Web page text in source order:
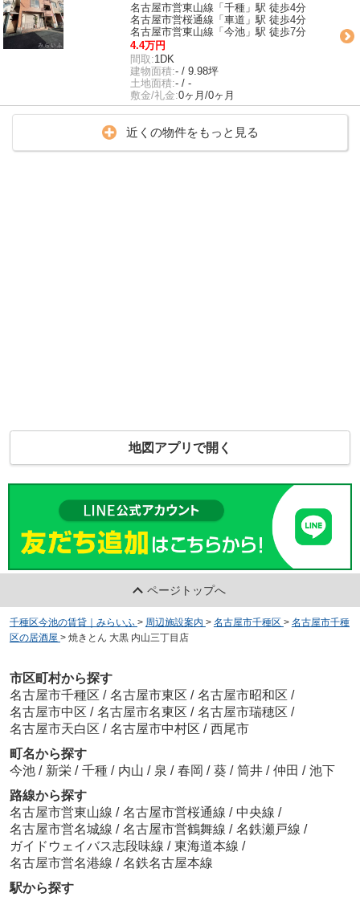
名古屋市営東山線「千種」駅 徒歩4分
名古屋市営桜通線「車道」駅 徒歩4分
名古屋市営東山線「今池」駅 徒歩7分
4.4万円
間取:1DK
建物面積:- / 9.98坪
土地面積:- / -
敷金/礼金:0ヶ月/0ヶ月
近くの物件をもっと見る
地図アプリで開く
ページトップへ
千種区今池の賃貸｜みらいふ > 周辺施設案内 > 名古屋市千種区 > 名古屋市千種
区の居酒屋 > 焼きとん 大黒 内山三丁目店
市区町村から探す
名古屋市千種区 / 名古屋市東区 / 名古屋市昭和区 /
名古屋市中区 / 名古屋市名東区 / 名古屋市瑞穂区 /
名古屋市天白区 / 名古屋市中村区 / 西尾市
町名から探す
今池 / 新栄 / 千種 / 内山 / 泉 / 春岡 / 葵 / 筒井 / 仲田 / 池下
路線から探す
名古屋市営東山線 / 名古屋市営桜通線 / 中央線 /
名古屋市営名城線 / 名古屋市営鶴舞線 / 名鉄瀬戸線 /
ガイドウェイバス志段味線 / 東海道本線 /
名古屋市営名港線 / 名鉄名古屋本線
駅から探す